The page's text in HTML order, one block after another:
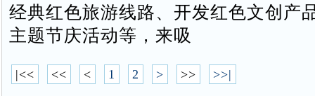
经典红色旅游线路、开发红色文创产
主题节庆活动等，来吸
|<< << < 1 2 > >> >>|